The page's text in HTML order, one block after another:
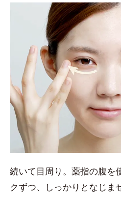
続いて目周り。薬指の腹を
クずつ、しっかりとなじま